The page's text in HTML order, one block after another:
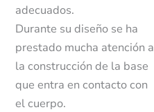
adecuados.
Durante su diseño se ha
prestado mucha atención a
la construcción de la base
que entra en contacto con
el cuerpo.